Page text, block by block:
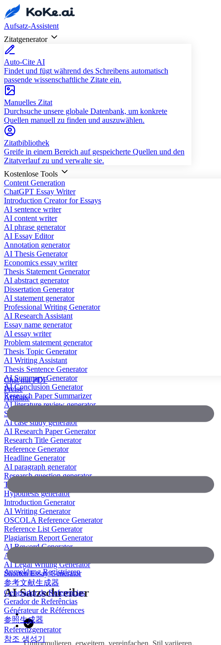
Aufsatz-Assistent
Zitatgenerator
Auto-Cite AI
Findet und fügt während des Schreibens automatisch
passende wissenschaftliche Zitate ein.
Manuelles Zitat
Durchsuche unsere globale Datenbank, um konkrete
Quellen manuell zu finden und auszuwählen.
Zitatbibliothek
Greife in einem Bereich auf gespeicherte Quellen und den
Zitatverlauf zu und verwalte sie.
Kostenlose Tools
Content Generation
ChatGPT Essay Writer
Introduction Creator for Essays
AI sentence writer
AI content writer
AI phrase generator
AI Essay Editor
Annotation generator
AI Thesis Generator
Economics essay writer
Thesis Statement Generator
AI abstract generator
Dissertation Generator
AI statement generator
Professional Writing Generator
AI Research Assistant
Essay name generator
AI essay writer
Problem statement generator
Thesis Topic Generator
AI Writing Assistant
Thesis Sentence Generator
AI Summary Generator
AI Conclusion Generator
Research Paper Summarizer
AI literature review generator
Scientific Paper Summarizer
AI case study generator
AI Research Paper Generator
Research Title Generator
Reference Generator
Headline Generator
AI paragraph generator
Research question generator
Thesis paragraph generator
Hypothesis generator
Introduction Generator
AI Writing Generator
OSCOLA Reference Generator
Reference List Generator
Plagiarism Report Generator
AI Reword Generator
AI Bullet Point Generator
AI Legal Writing Generator
Shorten Essay Generator
参考文献生成器
Generador de Referencias
Gerador de Referências
Générateur de Références
参照生成器
Referenzgenerator
참조 생성기
Chat mit PDF
Preise
Affiliate
AnmeldungRegistrieren
AI Satzschreiber